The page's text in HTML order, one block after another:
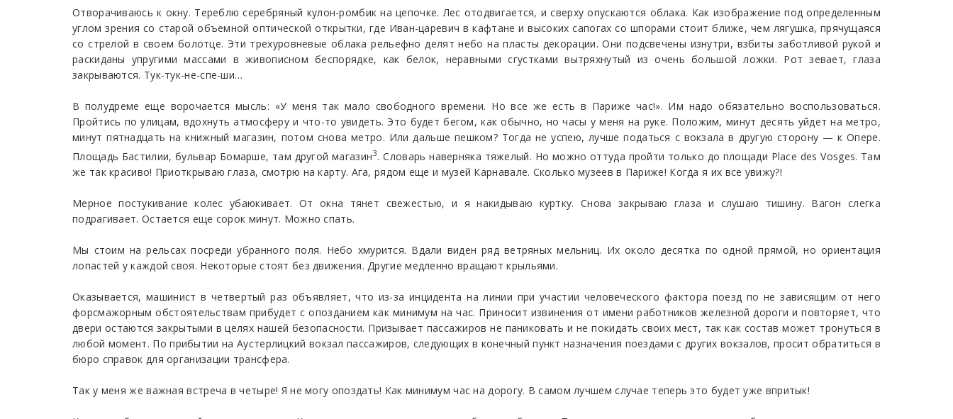
Отворачиваюсь к окну. Тереблю серебряный кулон-ромбик на цепочке. Лес отодвигается, и сверху опускаются облака. Как изображение под определенным
углом зрения со старой объемной оптической открытки, где Иван-царевич в кафтане и высоких сапогах со шпорами стоит ближе, чем лягушка, прячущаяся
со стрелой в своем болотце. Эти трехуровневые облака рельефно делят небо на пласты декорации. Они подсвечены изнутри, взбиты заботливой рукой и
раскиданы упругими массами в живописном беспорядке, как белок, неравными сгустками вытряхнутый из очень большой ложки. Рот зевает, глаза
закрываются. Тук-тук-не-спе-ши…
В полудреме еще ворочается мысль: «У меня так мало свободного времени. Но все же есть в Париже час!». Им надо обязательно воспользоваться.
Пройтись по улицам, вдохнуть атмосферу и что-то увидеть. Это будет бегом, как обычно, но часы у меня на руке. Положим, минут десять уйдет на метро,
минут пятнадцать на книжный магазин, потом снова метро. Или дальше пешком? Тогда не успею, лучше податься с вокзала в другую сторону — к Опере.
Площадь Бастилии, бульвар Бомарше, там другой магазин3. Словарь наверняка тяжелый. Hо можно оттуда пройти только до площади Place des Vosges. Там
же так красиво! Приоткрываю глаза, смотрю на карту. Ага, рядом еще и музей Карнавале. Сколько музеев в Париже! Когда я их все увижу?!
Мерное постукивание колес убаюкивает. От окна тянет свежестью, и я накидываю куртку. Снова закрываю глаза и слушаю тишину. Вагон слегка
подрагивает. Остается еще сорок минут. Можно спать.
Мы стоим на рельсах посреди убранного поля. Небо хмурится. Вдали виден ряд ветряных мельниц. Их около десятка по одной прямой, но ориентация
лопастей у каждой своя. Некоторые стоят без движения. Другие медленно вращают крыльями.
Оказывается, машинист в четвертый раз объявляет, что из-за инцидента на линии при участии человеческого фактора поезд по не зависящим от него
форсмажорным обстоятельствам прибудет с опозданием как минимум на час. Приносит извинения от имени работников железной дороги и повторяет, что
двери остаются закрытыми в целях нашей безопасности. Призывает пассажиров не паниковать и не покидать своих мест, так как состав может тронуться в
любой момент. По прибытии на Аустерлицкий вокзал пассажиров, следующих в конечный пункт назначения поездами с других вокзалов, просит обратиться в
бюро справок для организации трансфера.
Так у меня же важная встреча в четыре! Я не могу опоздать! Как минимум час на дорогу. В самом лучшем случае теперь это будет уже впритык!